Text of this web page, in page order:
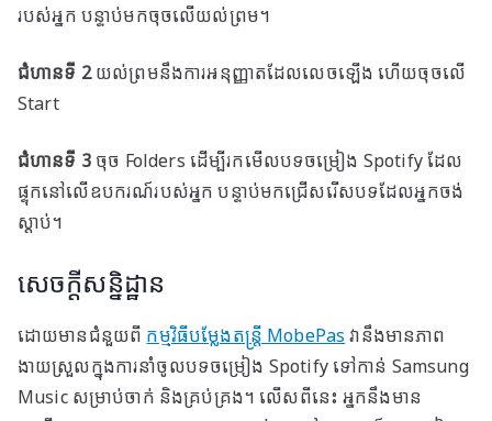
របស់អ្នក បន្ទាប់មកចុចលើយល់ព្រម។
ជំហានទី 2យល់ព្រមនឹងការអនុញ្ញាតដែលលេចឡើង ហើយចុចលើ
Start
ជំហានទី 3ចុច Folders ដើម្បីរកមើលបទចម្រៀង Spotify ដែល
ផ្ទុកនៅលើឧបករណ៍របស់អ្នក បន្ទាប់មកជ្រើសរើសបទដែលអ្នកចង់
ស្តាប់។
សេចក្តីសន្និដ្ឋាន
ដោយមានជំនួយពី កម្មវិធីបម្លែងតន្ត្រី MobePas វានឹងមានភាព
ងាយស្រួលក្នុងការនាំចូលបទចម្រៀង Spotify ទៅកាន់ Samsung
Music សម្រាប់ចាក់ និងគ្រប់គ្រង។ លើសពីនេះ អ្នកនឹងមាន